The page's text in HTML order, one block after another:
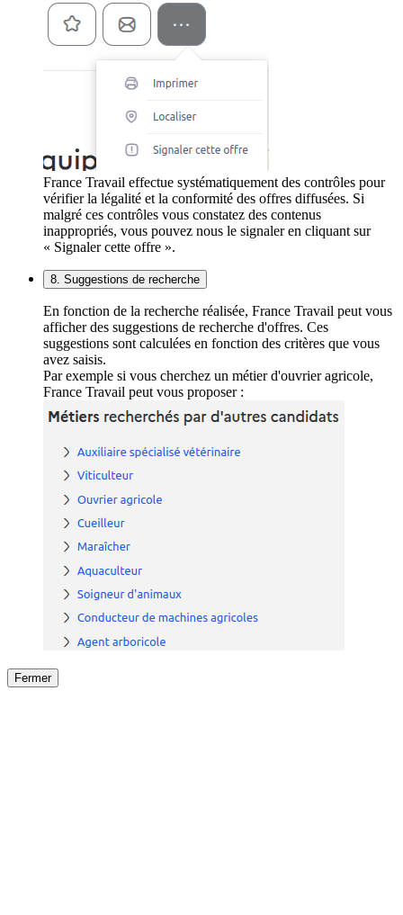
France Travail effectue systématiquement des contrôles pour
vérifier la légalité et la conformité des offres diffusées. Si
malgré ces contrôles vous constatez des contenus
inappropriés, vous pouvez nous le signaler en cliquant sur
« Signaler cette offre ».
8. Suggestions de recherche
En fonction de la recherche réalisée, France Travail peut vous
afficher des suggestions de recherche d'offres. Ces
suggestions sont calculées en fonction des critères que vous
avez saisis.
Par exemple si vous cherchez un métier d'ouvrier agricole,
France Travail peut vous proposer :
Fermer